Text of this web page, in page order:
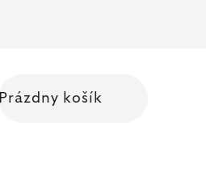
Prázdny košík